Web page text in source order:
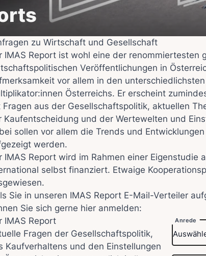
zu Wirtschaft und Gesellschaft
IMAS Report ist wohl eine der renommiertesten
Veröffentlichungen in
vor allem in den
Österreichs. Er erscheint
Fragen aus der Gesellschaftspolitik, aktuellen
Kaufentscheidung und der Wertewelten und
sollen vor allem die Trends und
werden.
IMAS Report wird im Rahmen einer Eigenstudie
selbst finanziert. Etwaige
Sie in unseren IMAS Report E-Mail-Verteiler
Sie sich gerne hier anmelden:
IMAS Report
Fragen der Gesellschaftspolitik,
Kaufverhaltens und den Einstellungen
Anrede